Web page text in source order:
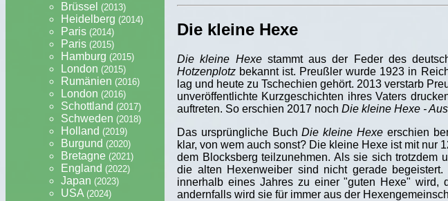
Brüssel (2013)
Heidelberg (2014)
Paris (2014)
Paris (2015)
Hamburg (2015)
London (2015)
Rumänien (2016)
London (2016)
Schottland (2017)
Schweden (2018)
Holland (2019)
Burgund (2020)
Bretagne (2021)
England (2022)
Japan (2023)
USA (2024)
Die kleine Hexe
Die kleine Hexestammt aus der Feder des
Hotzenplotz bekannt ist. Preußler wurde 1923 in
lag und heute zu Tschechien gehört. 2013 verstarb
unveröffentlichte Kurzgeschichten ihres Vaters
auftreten. So erschien 2017 noch Die kleine Hexe -
Das ursprüngliche BuchDie kleine Hexe erschien
klar, von wem auch sonst? Die kleine Hexe ist mit nur
dem Blocksberg teilzunehmen. Als sie sich trotzdem
die alten Hexenweiber sind nicht gerade
innerhalb eines Jahres zu einer "guten Hexe" wird,
andernfalls wird sie für immer aus der